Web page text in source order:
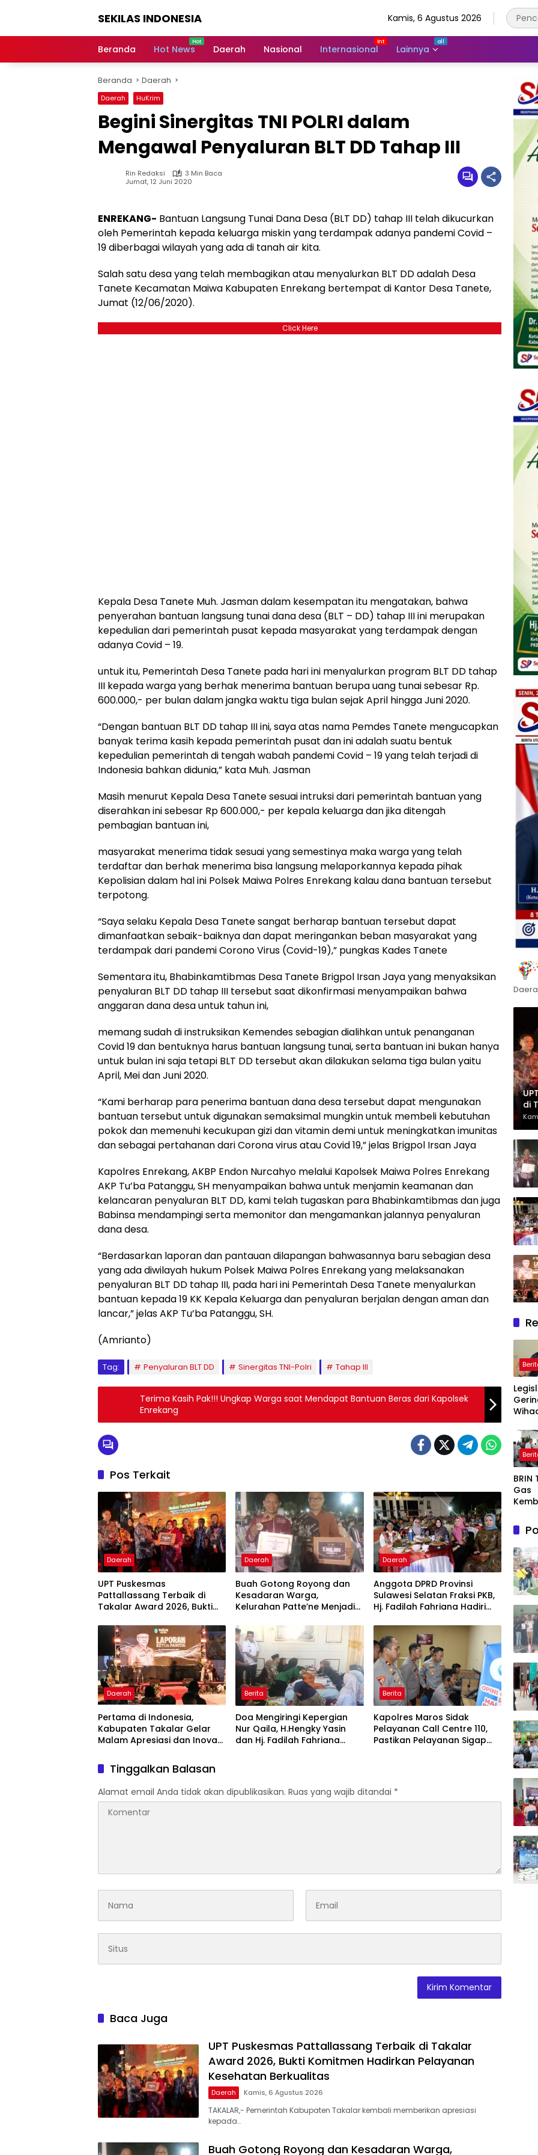
SEKILAS INDONESIA
Terkini,
Latest
World,
Headlines,
News
Today
Kamis, 6 Agustus 2026
Beranda Hot News Daerah Nasional Internasional Lainnya
Beranda Daerah
Daerah HuKrim
Begini Sinergitas TNI POLRI dalam
Mengawal Penyaluran BLT DD Tahap III
Rin Redaksi
3 Min Baca
Jumat, 12 Juni 2020
ENREKANG- Bantuan Langsung Tunai Dana Desa (BLT DD) tahap III telah dikucurkan
oleh Pemerintah kepada keluarga miskin yang terdampak adanya pandemi Covid –
19 diberbagai wilayah yang ada di tanah air kita.
Salah satu desa yang telah membagikan atau menyalurkan BLT DD adalah Desa
Tanete Kecamatan Maiwa Kabupaten Enrekang bertempat di Kantor Desa Tanete,
Jumat (12/06/2020).
Click Here
Kepala Desa Tanete Muh. Jasman dalam kesempatan itu mengatakan, bahwa
penyerahan bantuan langsung tunai dana desa (BLT – DD) tahap III ini merupakan
kepedulian dari pemerintah pusat kepada masyarakat yang terdampak dengan
adanya Covid – 19.
untuk itu, Pemerintah Desa Tanete pada hari ini menyalurkan program BLT DD tahap
III kepada warga yang berhak menerima bantuan berupa uang tunai sebesar Rp.
600.000,- per bulan dalam jangka waktu tiga bulan sejak April hingga Juni 2020.
“Dengan bantuan BLT DD tahap III ini, saya atas nama Pemdes Tanete mengucapkan
banyak terima kasih kepada pemerintah pusat dan ini adalah suatu bentuk
kepedulian pemerintah di tengah wabah pandemi Covid – 19 yang telah terjadi di
Indonesia bahkan didunia,” kata Muh. Jasman
Masih menurut Kepala Desa Tanete sesuai intruksi dari pemerintah bantuan yang
diserahkan ini sebesar Rp 600.000,- per kepala keluarga dan jika ditengah
pembagian bantuan ini,
masyarakat menerima tidak sesuai yang semestinya maka warga yang telah
terdaftar dan berhak menerima bisa langsung melaporkannya kepada pihak
Kepolisian dalam hal ini Polsek Maiwa Polres Enrekang kalau dana bantuan tersebut
terpotong.
“Saya selaku Kepala Desa Tanete sangat berharap bantuan tersebut dapat
dimanfaatkan sebaik-baiknya dan dapat meringankan beban masyarakat yang
terdampak dari pandemi Corono Virus (Covid-19),” pungkas Kades Tanete
Sementara itu, Bhabinkamtibmas Desa Tanete Brigpol Irsan Jaya yang menyaksikan
penyaluran BLT DD tahap III tersebut saat dikonfirmasi menyampaikan bahwa
anggaran dana desa untuk tahun ini,
memang sudah di instruksikan Kemendes sebagian dialihkan untuk penanganan
Covid 19 dan bentuknya harus bantuan langsung tunai, serta bantuan ini bukan hanya
untuk bulan ini saja tetapi BLT DD tersebut akan dilakukan selama tiga bulan yaitu
April, Mei dan Juni 2020.
“Kami berharap para penerima bantuan dana desa tersebut dapat mengunakan
bantuan tersebut untuk digunakan semaksimal mungkin untuk membeli kebutuhan
pokok dan memenuhi kecukupan gizi dan vitamin demi untuk meningkatkan imunitas
dan sebagai pertahanan dari Corona virus atau Covid 19,” jelas Brigpol Irsan Jaya
Kapolres Enrekang, AKBP Endon Nurcahyo melalui Kapolsek Maiwa Polres Enrekang
AKP Tu’ba Patanggu, SH menyampaikan bahwa untuk menjamin keamanan dan
kelancaran penyaluran BLT DD, kami telah tugaskan para Bhabinkamtibmas dan juga
Babinsa mendampingi serta memonitor dan mengamankan jalannya penyaluran
dana desa.
“Berdasarkan laporan dan pantauan dilapangan bahwasannya baru sebagian desa
yang ada diwilayah hukum Polsek Maiwa Polres Enrekang yang melaksanakan
penyaluran BLT DD tahap III, pada hari ini Pemerintah Desa Tanete menyalurkan
bantuan kepada 19 KK Kepala Keluarga dan penyaluran berjalan dengan aman dan
lancar,” jelas AKP Tu’ba Patanggu, SH.
(Amrianto)
Tag: Penyaluran BLT DD Sinergitas TNI-Polri Tahap III
Terima Kasih Pak!!! Ungkap Warga saat Mendapat Bantuan Beras dari Kapolsek
Enrekang
Pos Terkait
Daerah
UPT Puskesmas
Pattallassang Terbaik di
Takalar Award 2026, Bukti
Pelayanan Kesehatan
Berkualitas
Daerah
Buah Gotong Royong dan
Kesadaran Warga,
Kelurahan Patte’ne Menjadi
Daerah
Anggota DPRD Provinsi
Sulawesi Selatan Fraksi PKB,
Hj. Fadilah Fahriana Hadiri
Menyalakan Lentera
Pengabdian Melalui Malam
Apresiasi dan Inovasi Award
2026
Daerah
Pertama di Indonesia,
Kabupaten Takalar Gelar
Malam Apresiasi dan Inovasi
Penghargaan bagi Pelayan
Publik Berprestasi
Berita
Doa Mengiringi Kepergian
Nur Qaila, H.Hengky Yasin
dan Hj. Fadilah Fahriana
Berita
Kapolres Maros Sidak
Pelayanan Call Centre 110,
Pastikan Pelayanan Sigap
Tinggalkan Balasan
Alamat email Anda tidak akan dipublikasikan. Ruas yang wajib ditandai *
Baca Juga
UPT Puskesmas Pattallassang Terbaik di Takalar
Award 2026, Bukti Komitmen Hadirkan Pelayanan
Kesehatan Berkualitas
Daerah Kamis, 6 Agustus 2026
TAKALAR,- Pemerintah Kabupaten Takalar kembali memberikan apresiasi
kepada…
Buah Gotong Royong dan Kesadaran Warga,
di
agar
Gas
or